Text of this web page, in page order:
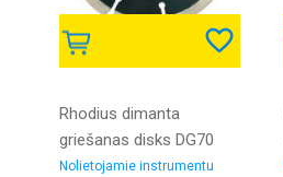
Rhodius dimanta
griešanas disks DG70
125x7x1.6x22.23
Nolietojamie instrumentu